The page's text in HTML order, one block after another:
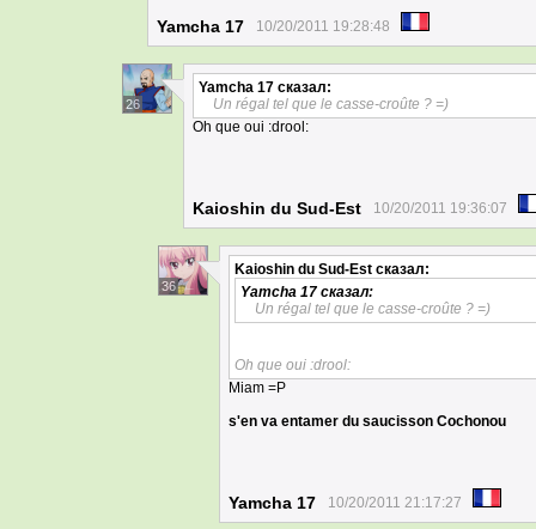
Yamcha 17 10/20/2011 19:28:48
26
Yamcha 17 сказал:
Un régal tel que le casse-croûte ? =)
Oh que oui :drool:
Kaioshin du Sud-Est 10/20/2011 19:36:07
36
Kaioshin du Sud-Est сказал:
Yamcha 17 сказал:
Un régal tel que le casse-croûte ? =)
Oh que oui :drool:
Miam =P
s'en va entamer du saucisson Cochonou
Yamcha 17 10/20/2011 21:17:27